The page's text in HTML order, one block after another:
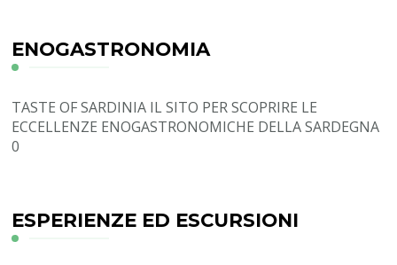
ENOGASTRONOMIA
TASTE OF SARDINIA IL SITO PER SCOPRIRE LE
ECCELLENZE ENOGASTRONOMICHE DELLA SARDEGNA
0
ESPERIENZE ED ESCURSIONI